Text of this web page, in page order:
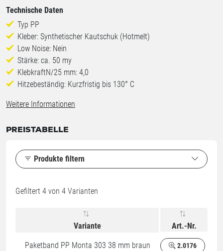
Technische Daten
Typ PP
Kleber: Synthetischer Kautschuk (Hotmelt)
Low Noise: Nein
Stärke: ca. 50 my
KlebkraftN/25 mm: 4,0
Hitzebeständig: Kurzfristig bis 130° C
Weitere Informationen
PREISTABELLE
Produkte filtern
Gefiltert 4 von 4 Varianten
Variante Art.-Nr.
Paketband PP Monta 303 38 mm braun 2.0176